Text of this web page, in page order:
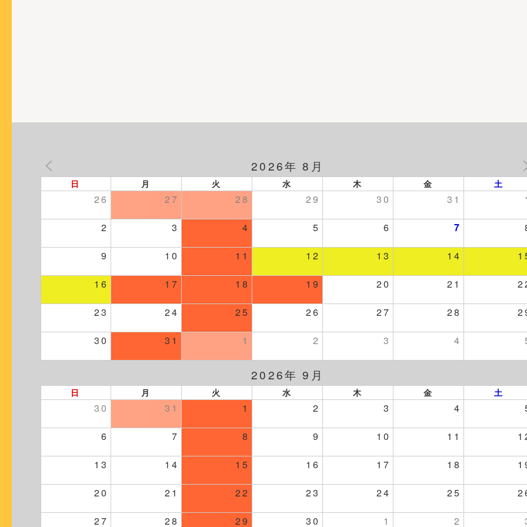
2026年 8月
日 月 火 水 木 金 土
26 27 28 29 30 31
2 3 4 5 6 7
9 10 11 12 13 14
16 17 18 19 20 21
23 24 25 26 27 28
30 31 1 2 3 4
2026年 9月
日 月 火 水 木 金 土
30 31 1 2 3 4
6 7 8 9 10 11
13 14 15 16 17 18
20 21 22 23 24 25
27 28 29 30 1 2